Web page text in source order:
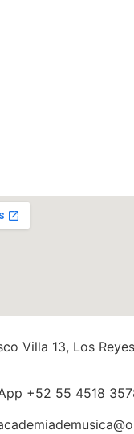
Villa 13, Los
+52 55 4518